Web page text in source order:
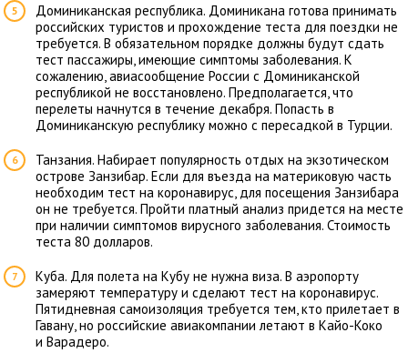
Доминиканская республика. Доминикана готова принимать
российских туристов и прохождение теста для поездки не
требуется. В обязательном порядке должны будут сдать
тест пассажиры, имеющие симптомы заболевания. К
сожалению, авиасообщение России с Доминиканской
республикой не восстановлено. Предполагается, что
перелеты начнутся в течение декабря. Попасть в
Доминиканскую республику можно с пересадкой в Турции.
Танзания. Набирает популярность отдых на экзотическом
острове Занзибар. Если для въезда на материковую часть
необходим тест на коронавирус, для посещения Занзибара
он не требуется. Пройти платный анализ придется на месте
при наличии симптомов вирусного заболевания. Стоимость
теста 80 долларов.
Куба. Для полета на Кубу не нужна виза. В аэропорту
замеряют температуру и сделают тест на коронавирус.
Пятидневная самоизоляция требуется тем, кто прилетает в
Гавану, но российские авиакомпании летают в Кайо-Коко
иВарадеро.